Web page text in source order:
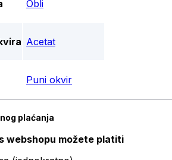
Obli
Acetat
Puni okvir
plaćanja
webshopu možete platiti